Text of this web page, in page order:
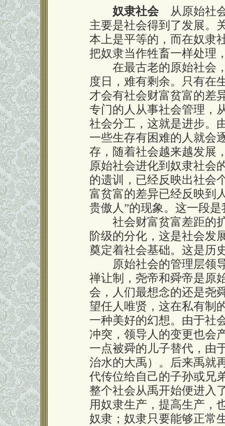
奴隶社会从原始社会
主要是社会得到了发展。
本上是平等的，而在奴隶
把奴隶当作牲畜一样处理
在最古老的原始社会，
度日，难有剩余。只有在
才会有社会财富贫富的差
专门的人从事社会管理，
社会分工，这就是进步。
一些生存有困难的人就会
存，随着社会越来越发展
原始社会进化到奴隶社会
的遗训，已经反映出社会
富贫富的差异已经反映到
贵傲人”的现象。这一段
社会财富贫富差距的扩
阶级的分化，这是社会发
奠定着社会基础。这是历
原始社会的管理层领导
禅让制，尧帝和舜帝是原
会，人们最想念的还是尧
望任人唯贤，这在私有制
一种美好的幻想。由于社
冲突，领导人的变更也会
一点被舜的儿子替代，由
治水的大禹）。后来禹就
代传位给自己的子孙或兄
整个社会从禹开始便进入
用奴隶生产，提高生产，
奴隶；奴隶只要能够正常